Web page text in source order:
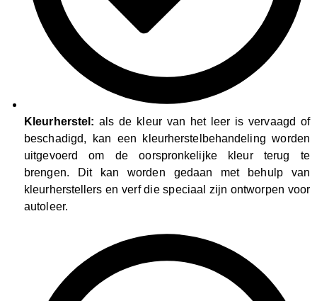
Kleurherstel: als de kleur van het leer is vervaagd of
beschadigd, kan een kleurherstelbehandeling worden
uitgevoerd om de oorspronkelijke kleur terug te
brengen. Dit kan worden gedaan met behulp van
kleurherstellers en verf die speciaal zijn ontworpen voor
autoleer.